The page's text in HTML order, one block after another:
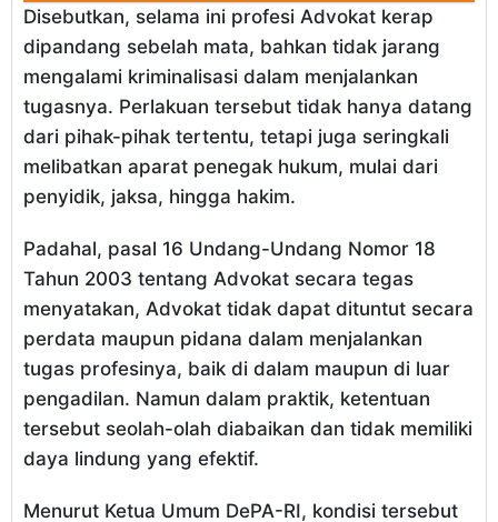
Disebutkan, selama ini profesi Advokat kerap
dipandang sebelah mata, bahkan tidak jarang
mengalami kriminalisasi dalam menjalankan
tugasnya. Perlakuan tersebut tidak hanya datang
dari pihak-pihak tertentu, tetapi juga seringkali
melibatkan aparat penegak hukum, mulai dari
penyidik, jaksa, hingga hakim.
Padahal, pasal 16 Undang-Undang Nomor 18
Tahun 2003 tentang Advokat secara tegas
menyatakan, Advokat tidak dapat dituntut secara
perdata maupun pidana dalam menjalankan
tugas profesinya, baik di dalam maupun di luar
pengadilan. Namun dalam praktik, ketentuan
tersebut seolah-olah diabaikan dan tidak memiliki
daya lindung yang efektif.
Menurut Ketua Umum DePA-RI, kondisi tersebut